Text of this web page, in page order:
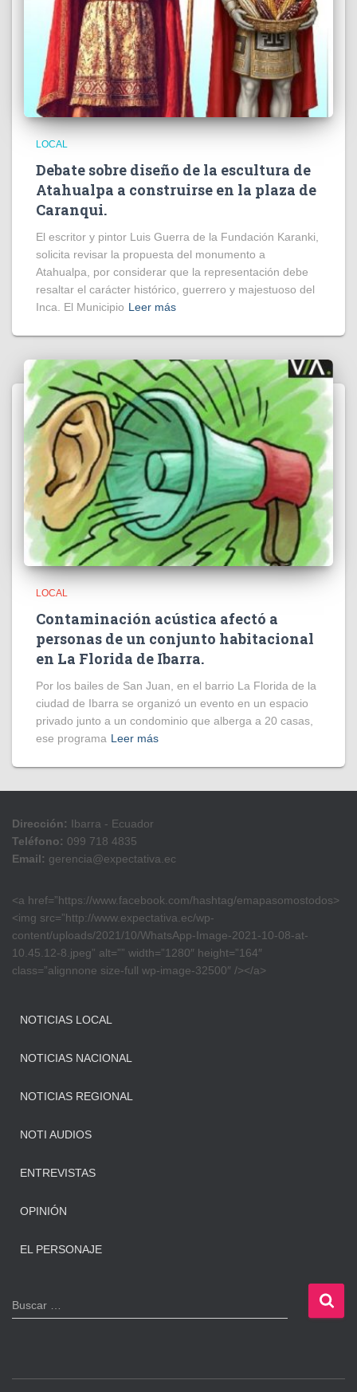
LOCAL
Debate sobre diseño de la escultura de
Atahualpa a construirse en la plaza de
Caranqui.
El escritor y pintor Luis Guerra de la Fundación Karanki,
solicita revisar la propuesta del monumento a
Atahualpa, por considerar que la representación debe
resaltar el carácter histórico, guerrero y majestuoso del
Inca. El Municipio Leer más
LOCAL
Contaminación acústica afectó a
personas de un conjunto habitacional
en La Florida de Ibarra.
Por los bailes de San Juan, en el barrio La Florida de la
ciudad de Ibarra se organizó un evento en un espacio
privado junto a un condominio que alberga a 20 casas,
ese programa Leer más
Dirección: Ibarra - Ecuador
Teléfono: 099 718 4835
Email: gerencia@expectativa.ec
<a href=”https://www.facebook.com/hashtag/emapasomostodos>
<img src=”http://www.expectativa.ec/wp-
content/uploads/2021/10/WhatsApp-Image-2021-10-08-at-
10.45.12-8.jpeg” alt=”” width=”1280″ height=”164″
class=”alignnone size-full wp-image-32500″ /></a>
NOTICIAS LOCAL
NOTICIAS NACIONAL
NOTICIAS REGIONAL
NOTI AUDIOS
ENTREVISTAS
OPINIÓN
EL PERSONAJE
B
u
Buscar …